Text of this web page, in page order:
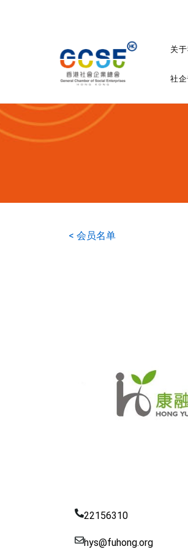
关
社
< 会员名单
22156310
hys@fuhong.org